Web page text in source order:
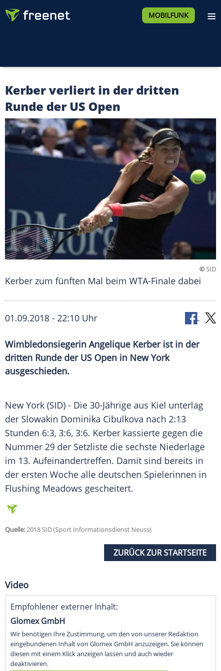
MOBILFUNK
Kerber verliert in der dritten
Runde der US Open
©SID
Kerber zum fünften Mal beim WTA-Finale dabei
01.09.2018 - 22:10 Uhr
Wimbledonsiegerin Angelique Kerber ist in der
dritten Runde der US Open in New York
ausgeschieden.
New York (SID) - Die 30-Jährige aus Kiel unterlag
der Slowakin Dominika Cibulkova nach 2:13
Stunden 6:3, 3:6, 3:6. Kerber kassierte gegen die
Nummer 29 der Setzliste die sechste Niederlage
im 13. Aufeinandertreffen. Damit sind bereits in
der ersten Woche alle deutschen Spielerinnen in
Flushing Meadows gescheitert.
Quelle:2018 SID (Sport Informationsdienst Neuss)
ZURÜCK ZUR STARTSEITE
Video
Empfohlener externer Inhalt:
Glomex GmbH
Wir benötigen Ihre Zustimmung, um den von unserer Redaktion
eingebundenen Inhalt von Glomex GmbH anzuzeigen. Sie können
diesen mit einem Klick anzeigen lassen und auch wieder
deaktivieren.